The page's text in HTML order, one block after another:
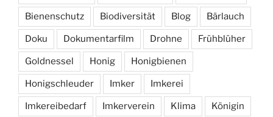
Bienenschutz Biodiversität Blog Bärlauch
Doku Dokumentarfilm Drohne Frühblüher
Goldnessel Honig Honigbienen
Honigschleuder Imker Imkerei
Imkereibedarf Imkerverein Klima Königin